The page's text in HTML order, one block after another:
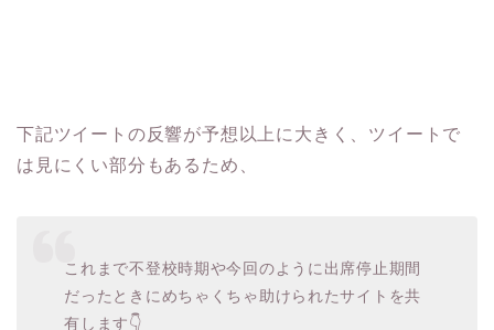
下記ツイートの反響が予想以上に大きく、ツイートで
は見にくい部分もあるため、
これまで不登校時期や今回のように出席停止期間
だったときにめちゃくちゃ助けられたサイトを共
有します👇